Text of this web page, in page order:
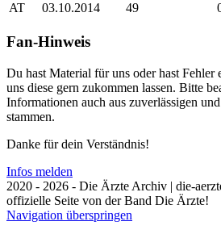
AT
03.10.2014 49
Fan-Hinweis
Du hast Material für uns oder hast Fehler
uns diese gern zukommen lassen. Bitte
Informationen auch aus zuverlässigen
stammen.
Danke für dein Verständnis!
Infos melden
2020 - 2026 - Die Ärzte Archiv | die-
offizielle Seite von der Band Die Ärzte!
Navigation überspringen